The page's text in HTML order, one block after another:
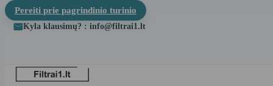
Pereiti prie pagrindinio turinio
Kyla klausimų? : info@filtrai1.lt